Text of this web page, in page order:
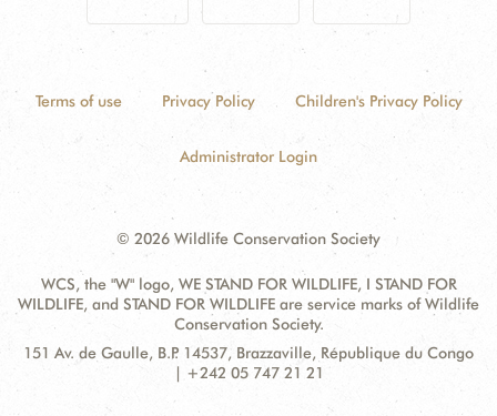
Terms of use Privacy Policy Children's Privacy Policy
Administrator Login
© 2026 Wildlife Conservation Society
WCS, the "W" logo, WE STAND FOR WILDLIFE, I STAND FOR
WILDLIFE, and STAND FOR WILDLIFE are service marks of Wildlife
Conservation Society.
Contact
Address:
151 Av. de Gaulle, B.P. 14537, Brazzaville, République du Congo
| +242 05 747 21 21